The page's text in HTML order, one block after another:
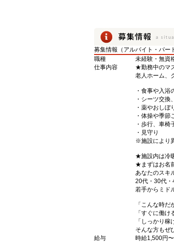
募集情報（アルバイト・パー
職種
未経験・無資
仕事内容
★勤務中のマ
老人ホーム、
・食事や入浴
・シーツ交
・薬やおしぼ
・体操や季節
・歩行、車椅
・見守り
※施設により
★施設内は冷
★まずはお名
あなたのスキ
20代・30代・
若手からミド
「こんな時
「すぐに働
「しっかり稼
そんな方もぜ
給与
時給1,500円